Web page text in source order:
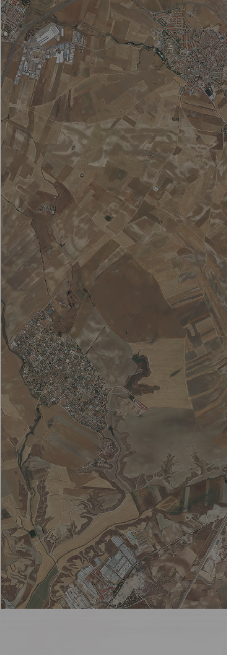
Santorcaz
Los Santos de la Humosa
La Serna del Monte
Serranillos del Valle
Sevilla la Nueva
Somosierra
Soto del Real
Talamanca de Jarama
Tielmes
Titulcia
Torrejón de Ardoz
Torrejón de la Calzada
Torrejón de Velasco
Torrelaguna
Torrelodones
Torremocha de Jarama
Torres de la Alameda
Tres Cantos
Valdaracete
Valdeavero
Valdelaguna
Valdemanco
Valdemaqueda
Valdemorillo
Valdemoro
Valdeolmos-Alalpardo
Valdepiélagos
Valdetorres de Jarama
Valdilecha
Valverde de Alcalá
Velilla de San Antonio
El Vellón
Venturada
Villaconejos
Villa del Prado
Villalbilla
Villamanrique de Tajo
Villamanta
Villamantilla
Villanueva de la Cañada
Villanueva del Pardillo
Villanueva de Perales
Villar del Olmo
Villarejo de Salvanés
Villaviciosa de Odón
Villavieja del Lozoya
Zarzalejo